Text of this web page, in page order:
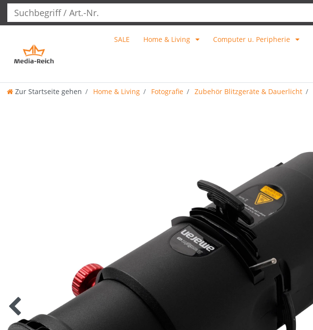
SALE Home & Living Computer u. Peripherie
Zur Startseite gehen Home & Living Fotografie Zubehör Blitzgeräte & Dauerlicht